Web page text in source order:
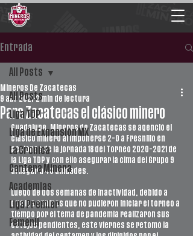
Entrada
All Posts
Liga TDP
Liga de Expansión MX
La Crónica
Cantera Minera
Academias
Liga Premier
Femenil
All Posts
Para Zacatecas el clásico minero
Mineros De Zacatecas
9 abr 2021 2 min de lectura
Guadalupe. Mineros de Zacatecas se agenció el
clásico minero al imponerse 2-0 a Fresnillo en
acciones de la jornada 18 del Torneo 2020-2021 de
la Liga TDP y con ello asegurar la cima del Grupo 9
al llegar a 43 unidades.
Luego de dos semanas de inactividad, debido a
que los equipos que no pudieron iniciar el torneo a
tiempo por el tema de pandemia realizaron sus
cotejos pendientes, este viernes se retomó la